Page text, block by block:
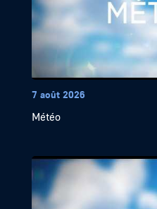
7 août 2026
Météo